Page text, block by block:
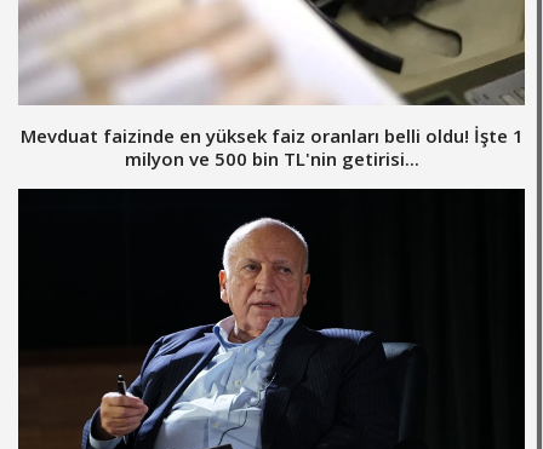
Mevduat faizinde en yüksek faiz oranları belli oldu! İşte 1
milyon ve 500 bin TL'nin getirisi...